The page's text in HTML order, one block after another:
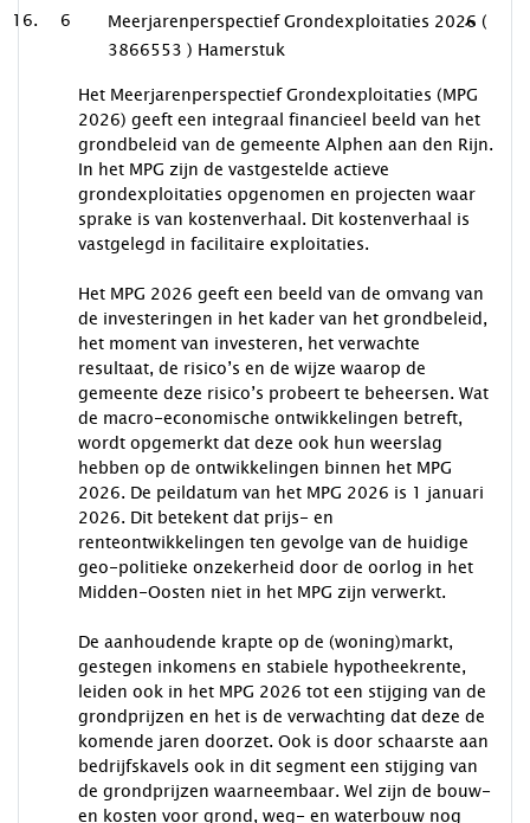
6
Meerjarenperspectief Grondexploitaties 2026 (
3866553 ) Hamerstuk
Het Meerjarenperspectief Grondexploitaties (MPG
2026) geeft een integraal financieel beeld van het
grondbeleid van de gemeente Alphen aan den Rijn.
In het MPG zijn de vastgestelde actieve
grondexploitaties opgenomen en projecten waar
sprake is van kostenverhaal. Dit kostenverhaal is
vastgelegd in facilitaire exploitaties.
Het MPG 2026 geeft een beeld van de omvang van
de investeringen in het kader van het grondbeleid,
het moment van investeren, het verwachte
resultaat, de risico’s en de wijze waarop de
gemeente deze risico’s probeert te beheersen. Wat
de macro-economische ontwikkelingen betreft,
wordt opgemerkt dat deze ook hun weerslag
hebben op de ontwikkelingen binnen het MPG
2026. De peildatum van het MPG 2026 is 1 januari
2026. Dit betekent dat prijs- en
renteontwikkelingen ten gevolge van de huidige
geo-politieke onzekerheid door de oorlog in het
Midden-Oosten niet in het MPG zijn verwerkt.
De aanhoudende krapte op de (woning)markt,
gestegen inkomens en stabiele hypotheekrente,
leiden ook in het MPG 2026 tot een stijging van de
grondprijzen en het is de verwachting dat deze de
komende jaren doorzet. Ook is door schaarste aan
bedrijfskavels ook in dit segment een stijging van
de grondprijzen waarneembaar. Wel zijn de bouw-
en kosten voor grond, weg- en waterbouw nog